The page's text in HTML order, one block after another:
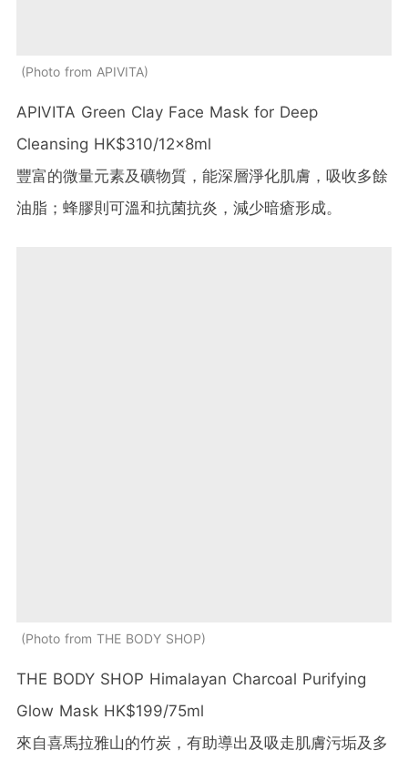
Photo from APIVITA
APIVITA Green Clay Face Mask for Deep
Cleansing HK$310/12x8ml
豐富的微量元素及礦物質，能深層淨化肌膚，吸收多餘
油脂；蜂膠則可溫和抗菌抗炎，減少暗瘡形成。
Photo from THE BODY SHOP
THE BODY SHOP Himalayan Charcoal Purifying
Glow Mask HK$199/75ml
來自喜馬拉雅山的竹炭，有助導出及吸走肌膚污垢及多